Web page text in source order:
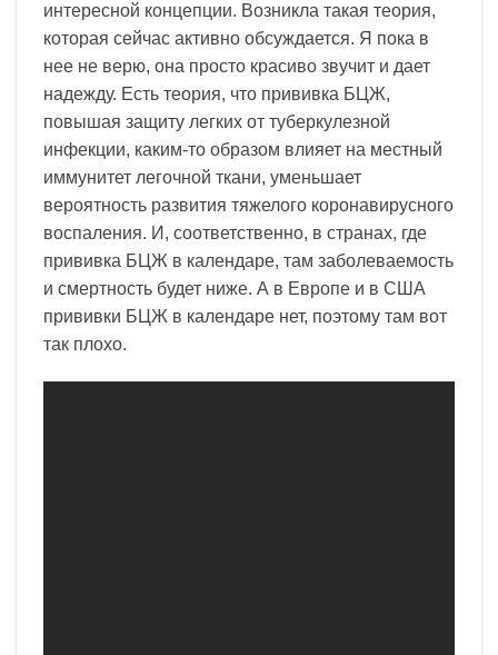
интересной концепции. Возникла такая теория,
которая сейчас активно обсуждается. Я пока в
нее не верю, она просто красиво звучит и дает
надежду. Есть теория, что прививка БЦЖ,
повышая защиту легких от туберкулезной
инфекции, каким-то образом влияет на местный
иммунитет легочной ткани, уменьшает
вероятность развития тяжелого коронавирусного
воспаления. И, соответственно, в странах, где
прививка БЦЖ в календаре, там заболеваемость
и смертность будет ниже. А в Европе и в США
прививки БЦЖ в календаре нет, поэтому там вот
так плохо.